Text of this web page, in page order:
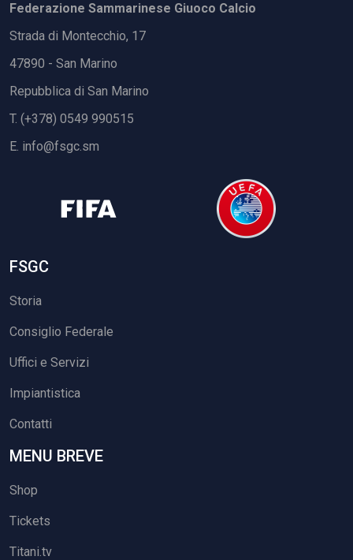
Federazione Sammarinese Giuoco Calcio
Strada di Montecchio, 17
47890 - San Marino
Repubblica di San Marino
T. (+378) 0549 990515
E. info@fsgc.sm
FSGC
Storia
Consiglio Federale
Uffici e Servizi
Impiantistica
Contatti
MENU BREVE
Shop
Tickets
Titani.tv